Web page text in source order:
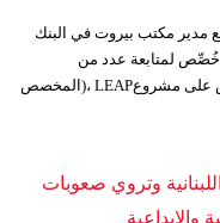
مدير مكتب بيروت في البنك
خُصِّص لمتابعة عدد من
المشاريع قيد التنفيذ، وجرى التركيز بشكل خاص على مشروعLEAP ،(المخصص
وتروي صعوبات
والإبداعية